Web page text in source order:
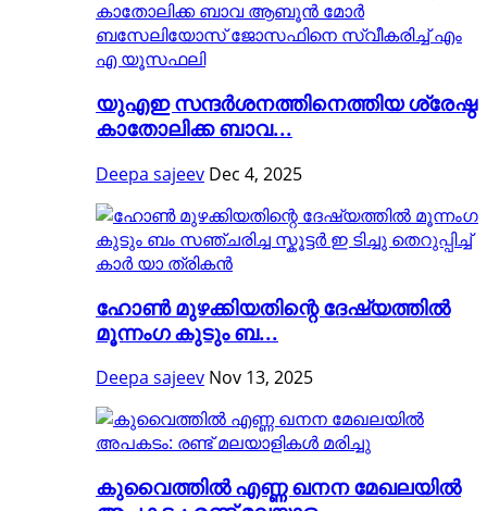
യുഎഇ സന്ദർശനത്തിനെത്തിയ ശ്രേഷ്ഠ
കാതോലിക്ക ബാവ...
Deepa sajeev Dec 4, 2025
ഹോൺ മുഴക്കിയതിന്റെ ദേഷ്യത്തിൽ
മൂന്നംഗ കുടും ബ...
Deepa sajeev Nov 13, 2025
കുവൈത്തിൽ എണ്ണ ഖനന മേഖലയിൽ